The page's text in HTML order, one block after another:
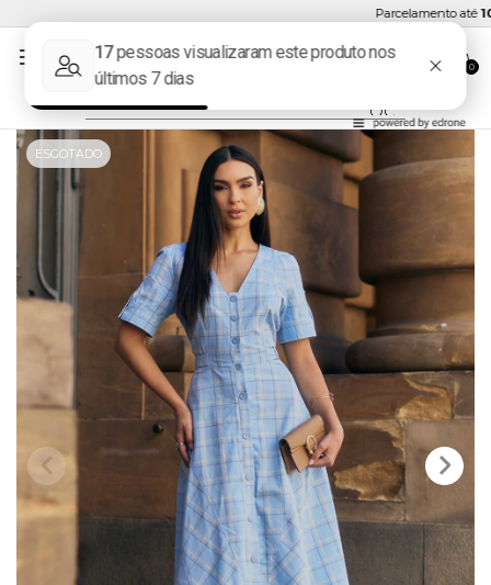
Parcelamento até10x
0
ESGOTADO